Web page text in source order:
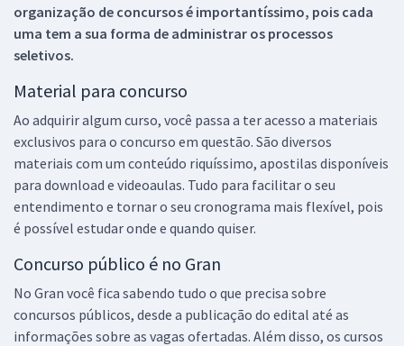
organização de concursos é importantíssimo, pois cada
uma tem a sua forma de administrar os processos
seletivos.
Material para concurso
Ao adquirir algum curso, você passa a ter acesso a materiais
exclusivos para o concurso em questão. São diversos
materiais com um conteúdo riquíssimo, apostilas disponíveis
para download e videoaulas. Tudo para facilitar o seu
entendimento e tornar o seu cronograma mais flexível, pois
é possível estudar onde e quando quiser.
Concurso público é no Gran
No Gran você fica sabendo tudo o que precisa sobre
concursos públicos, desde a publicação do edital até as
informações sobre as vagas ofertadas. Além disso, os cursos